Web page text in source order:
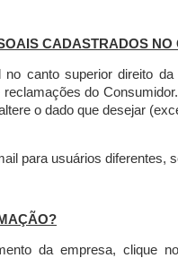
CADASTRADOS
no canto superior direito
do
o dado que desejar
para usuários diferentes,
da empresa, clique